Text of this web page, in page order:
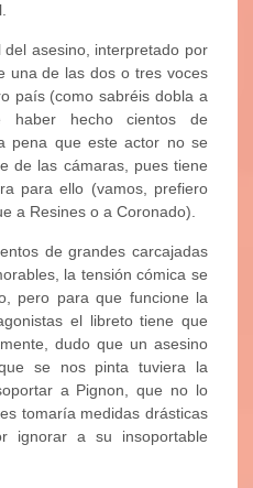
asesino, interpretado por
una de las dos o tres voces
país (como sabréis dobla a
haber hecho cientos de
pena que este actor no se
de las cámaras, pues tiene
para ello (vamos, prefiero
a Resines o a Coronado).
de grandes carcajadas
la tensión cómica se
pero para que funcione la
el libreto tiene que
dudo que un asesino
se nos pinta tuviera la
a Pignon, que no lo
tomaría medidas drásticas
ignorar a su insoportable